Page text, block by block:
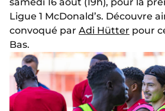
samedi 16 août (19h), pour la
Ligue 1 McDonald’s. Découvre
convoqué par Adi Hütter pour
Bas.